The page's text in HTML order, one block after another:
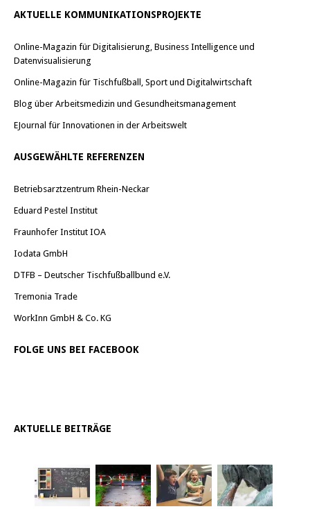
AKTUELLE KOMMUNIKATIONSPROJEKTE
Online-Magazin für Digitalisierung, Business Intelligence und
Datenvisualisierung
Online-Magazin für Tischfußball, Sport und Digitalwirtschaft
Blog über Arbeitsmedizin und Gesundheitsmanagement
EJournal für Innovationen in der Arbeitswelt
AUSGEWÄHLTE REFERENZEN
Betriebsarztzentrum Rhein-Neckar
Eduard Pestel Institut
Fraunhofer Institut IOA
Iodata GmbH
DTFB – Deutscher Tischfußballbund e.V.
Tremonia Trade
WorkInn GmbH & Co. KG
FOLGE UNS BEI FACEBOOK
AKTUELLE BEITRÄGE